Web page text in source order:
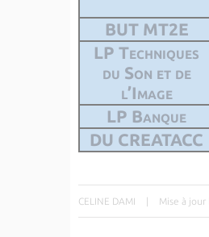
BUT MT2E
LP Techniques
du Son et de
l’Image
LP Banque
DU CREATACC
CELINE DAMI | Mise à